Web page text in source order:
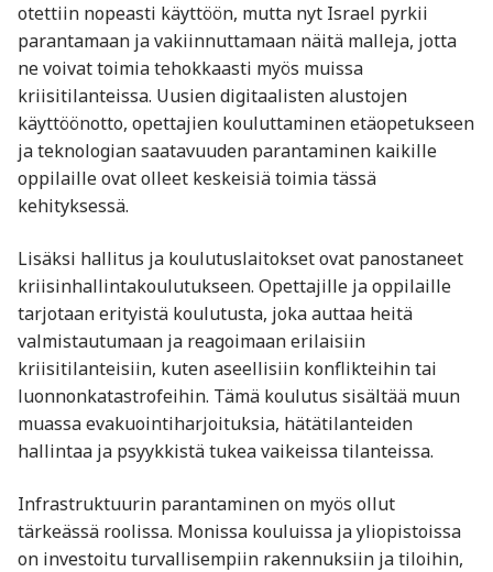
otettiin nopeasti käyttöön, mutta nyt Israel pyrkii
parantamaan ja vakiinnuttamaan näitä malleja, jotta
ne voivat toimia tehokkaasti myös muissa
kriisitilanteissa. Uusien digitaalisten alustojen
käyttöönotto, opettajien kouluttaminen etäopetukseen
ja teknologian saatavuuden parantaminen kaikille
oppilaille ovat olleet keskeisiä toimia tässä
kehityksessä.
Lisäksi hallitus ja koulutuslaitokset ovat panostaneet
kriisinhallintakoulutukseen. Opettajille ja oppilaille
tarjotaan erityistä koulutusta, joka auttaa heitä
valmistautumaan ja reagoimaan erilaisiin
kriisitilanteisiin, kuten aseellisiin konflikteihin tai
luonnonkatastrofeihin. Tämä koulutus sisältää muun
muassa evakuointiharjoituksia, hätätilanteiden
hallintaa ja psyykkistä tukea vaikeissa tilanteissa.
Infrastruktuurin parantaminen on myös ollut
tärkeässä roolissa. Monissa kouluissa ja yliopistoissa
on investoitu turvallisempiin rakennuksiin ja tiloihin,